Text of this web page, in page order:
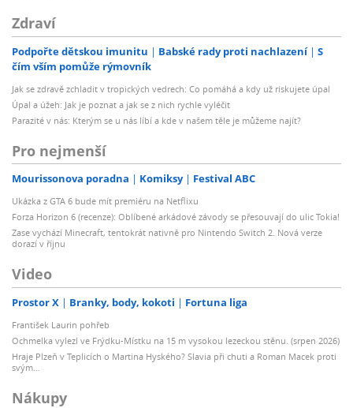
Zdraví
Podpořte dětskou imunitu Babské rady proti nachlazení
S
čím vším pomůže rýmovník
Jak se zdravě zchladit v tropických vedrech: Co pomáhá a kdy už riskujete úpal
Úpal a úžeh: Jak je poznat a jak se z nich rychle vyléčit
Parazité v nás: Kterým se u nás líbí a kde v našem těle je můžeme najít?
Pro nejmenší
Mourissonova poradna Komiksy Festival ABC
Ukázka z GTA 6 bude mít premiéru na Netflixu
Forza Horizon 6 (recenze): Oblíbené arkádové závody se přesouvají do ulic Tokia!
Zase vychází Minecraft, tentokrát nativně pro Nintendo Switch 2. Nová verze
dorazí v říjnu
Video
Prostor X Branky, body, kokoti Fortuna liga
František Laurin pohřeb
Ochmelka vylezl ve Frýdku-Místku na 15 m vysokou lezeckou stěnu. (srpen 2026)
Hraje Plzeň v Teplicích o Martina Hyského? Slavia při chuti a Roman Macek proti
svým…
Nákupy